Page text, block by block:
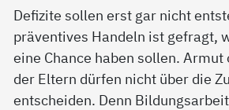
Defizite sollen erst gar nicht
präventives Handeln ist gefragt,
eine Chance haben sollen. Armut
der Eltern dürfen nicht über die
entscheiden. Denn